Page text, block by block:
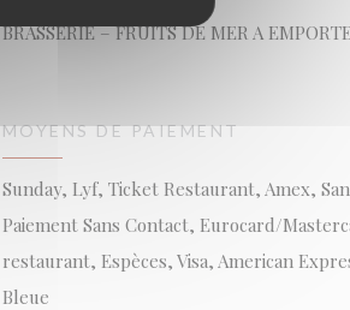
BRASSERIE – FRUITS DE MER A
MOYENS DE PAIEMENT
Sunday, Lyf, Ticket Restaurant, Amex,
Paiement Sans Contact, Eurocard/
restaurant, Espèces, Visa, American
Bleue